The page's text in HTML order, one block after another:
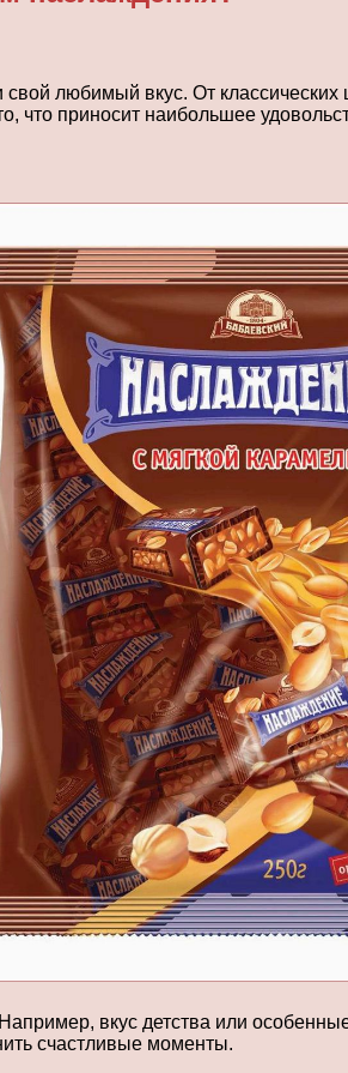
любимый вкус. От
что приносит наибольшее
вкус детства или
счастливые моменты.